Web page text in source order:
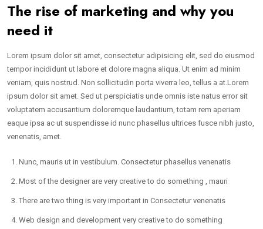
The rise of marketing and why you
need it
Lorem ipsum dolor sit amet, consectetur adipisicing elit, sed do eiusmod
tempor incididunt ut labore et dolore magna aliqua. Ut enim ad minim
veniam, quis nostrud. Non sollicitudin porta viverra leo, tellus a at.Lorem
ipsum dolor sit amet. Sed ut perspiciatis unde omnis iste natus error sit
voluptatem accusantium doloremque laudantium, totam rem aperiam
eaque ipsa ac ut suspendisse id nunc phasellus ultrices fusce nibh justo,
venenatis, amet.
Nunc, mauris ut in vestibulum. Consectetur phasellus venenatis
Most of the designer are very creative to do something , mauri
There are two thing is very important in Consectetur venenatis
Web design and development very creative to do something